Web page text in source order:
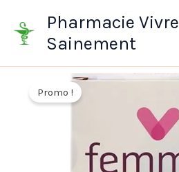
contenu
Pharmacie Vivre
Sainement
Promo !